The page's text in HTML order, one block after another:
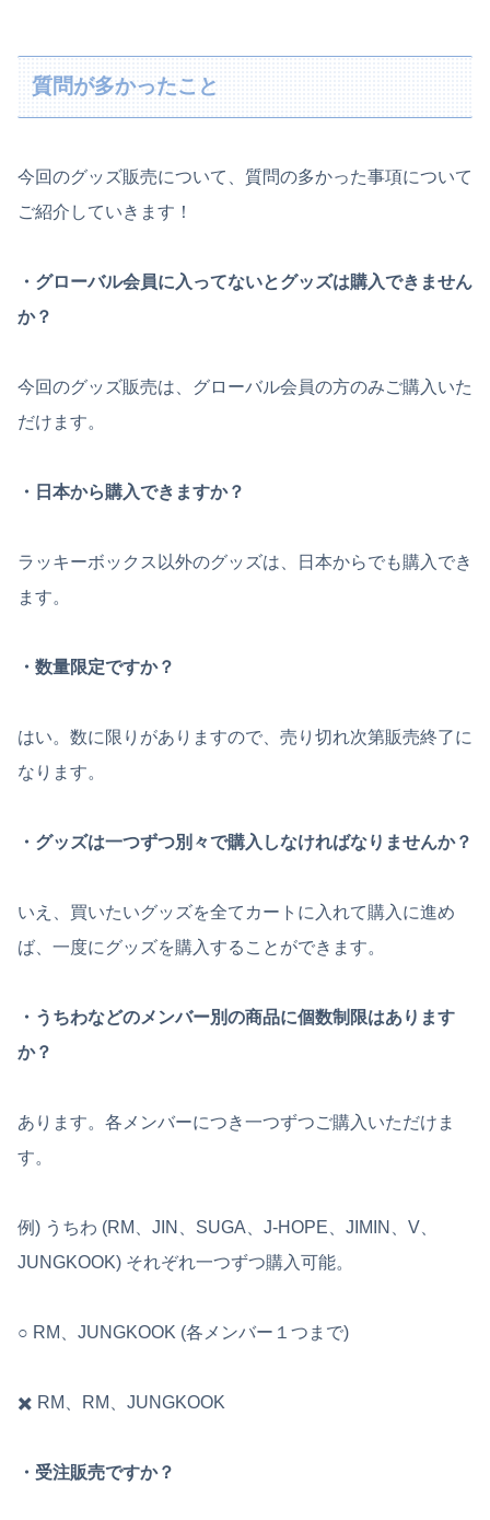
質問が多かったこと
今回のグッズ販売について、質問の多かった事項について
ご紹介していきます！
・グローバル会員に入ってないとグッズは購入できません
か？
今回のグッズ販売は、グローバル会員の方のみご購入いた
だけます。
・日本から購入できますか？
ラッキーボックス以外のグッズは、日本からでも購入でき
ます。
・数量限定ですか？
はい。数に限りがありますので、売り切れ次第販売終了に
なります。
・グッズは一つずつ別々で購入しなければなりませんか？
いえ、買いたいグッズを全てカートに入れて購入に進め
ば、一度にグッズを購入することができます。
・うちわなどのメンバー別の商品に個数制限はあります
か？
あります。各メンバーにつき一つずつご購入いただけま
す。
例) うちわ (RM、JIN、SUGA、J-HOPE、JIMIN、V、
JUNGKOOK) それぞれ一つずつ購入可能。
○ RM、JUNGKOOK (各メンバー１つまで)
✖️ RM、RM、JUNGKOOK
・受注販売ですか？